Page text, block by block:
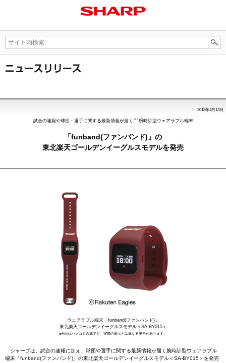
2018年4月13日
試合の速報や球団・選手に関する最新情報が届く ※1腕時計型ウェアラブル端末
「funband(ファンバンド)」の
東北楽天ゴールデンイーグルスモデルを発売
ウェアラブル端末「funband(ファンバンド)」
東北楽天ゴールデンイーグルスモデル＜SA-BY015＞
●画面はハメコミ合成です。実際の表示とは異なる場合があります。
シャープは、試合の速報に加え、球団や選手に関する最新情報が届く腕時計型ウェアラブル
端末「funband(ファンバンド)」の東北楽天ゴールデンイーグルスモデル＜SA-BY015＞を発売